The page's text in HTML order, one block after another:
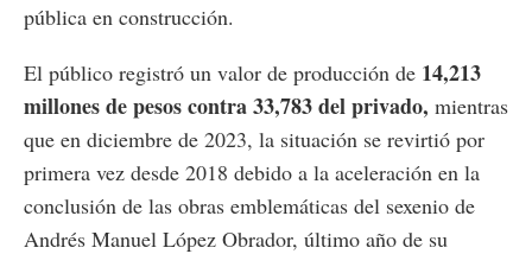
pública en construcción.
El público registró un valor de producción de 14,213
millones de pesos contra 33,783 del privado, mientras
que en diciembre de 2023, la situación se revirtió por
primera vez desde 2018 debido a la aceleración en la
conclusión de las obras emblemáticas del sexenio de
Andrés Manuel López Obrador, último año de su